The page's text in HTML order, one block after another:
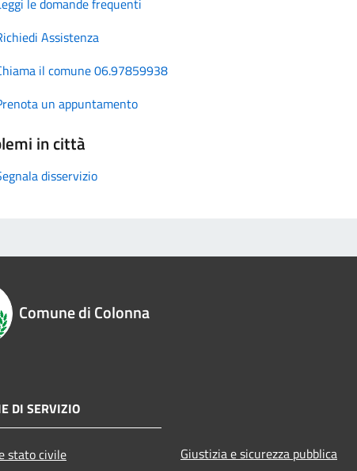
Assistenza
il comune 06.97859938
un appuntamento
in città
disservizio
Comune di Colonna
DI SERVIZIO
stato civile
Giustizia e sicurezza pubblica